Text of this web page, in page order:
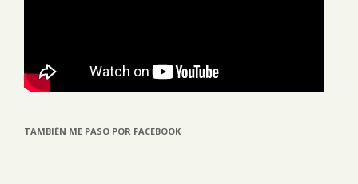
TAMBIÉN ME PASO POR FACEBOOK